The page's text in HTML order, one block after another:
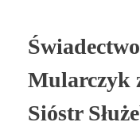
Mularczyk
Sióstr